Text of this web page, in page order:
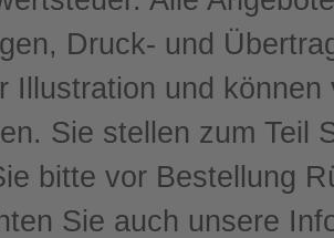
Druck- und
Illustration und
Sie stellen zum Teil
bitte vor Bestellung
Sie auch unsere